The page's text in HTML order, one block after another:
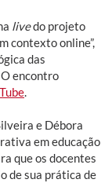
livedo projeto
contexto online”,
das
encontro
.
e Débora
em educação
que os docentes
de sua prática de